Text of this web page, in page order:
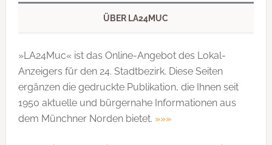
ÜBER LA24MUC
»LA24Muc« ist das Online-Angebot des Lokal-
Anzeigers für den 24. Stadtbezirk. Diese Seiten
ergänzen die gedruckte Publi­kation, die Ihnen seit
1950 aktuelle und bürgernahe Informationen aus
dem Münchner Norden bietet. »»»